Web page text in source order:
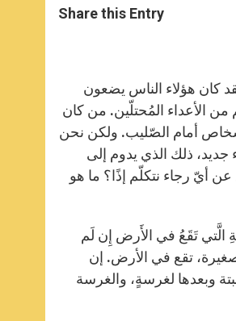
t
s
s
e
e
b
Share this Entry
كان هؤلاء الناس يضعون
الأعداء المُحتلّين. من كان
أمام الصّليب. ولكن نحن
جديد، ذلك الذي يدوم إلى
أيّ رجاء نتكلّم إذًا؟ ما هو
الَّتي تَقَعُ في الأَرض إِن لَم
أن نفكّر بحبّة أو بذرة صغيرة، تقع في الأرض. إن
وبعدها لغرسةٍ، والغرسة